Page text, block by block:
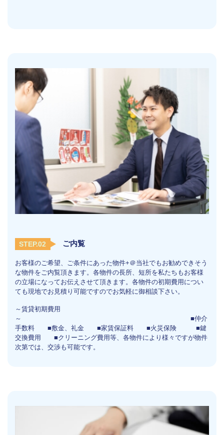
STEP.02 ご内覧
お客様のご希望、ご条件にあった物件+＠当社でもお勧めできそう
な物件をご内覧頂きます。各物件の長所、短所を私たちもお客様
の立場になってお伝えさせて頂きます。各物件の初期費用につい
ても現地でお見積り可能ですのでお気軽に御相談下さい。
～賃貸初期費用
～ ■仲介
手数料 ■敷金、礼金 ■家賃保証料 ■火災保険 ■鍵
交換費用 ■クリーニング費用等、各物件により様々ですが物件
次第では、交渉も可能です。